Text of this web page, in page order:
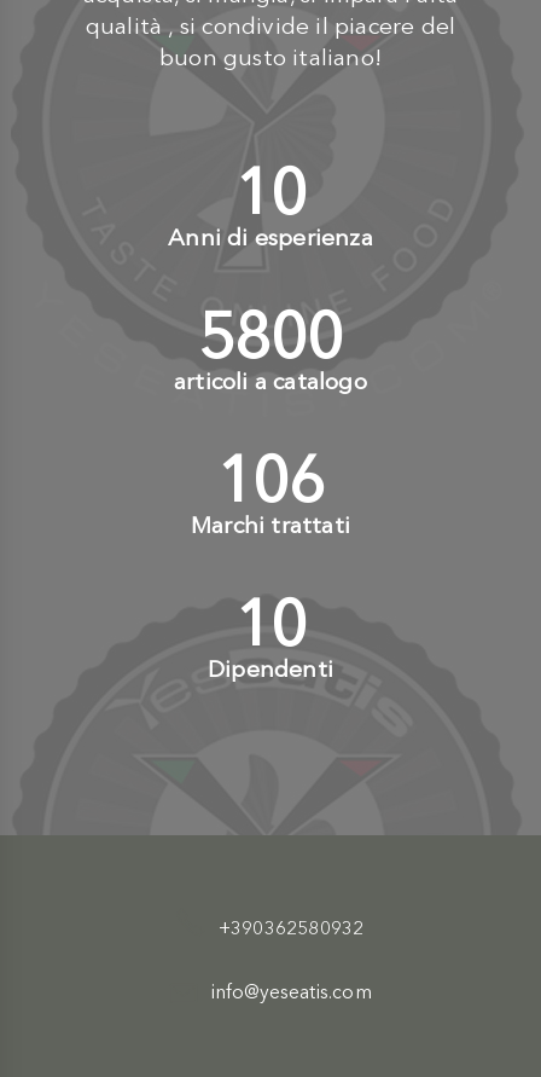
qualità , si condivide il piacere del
buon gusto italiano!
10+
Anni di esperienza
6000+
articoli a catalogo
110+
Marchi trattati
10+
Dipendenti
+390362580932
info@yeseatis.com